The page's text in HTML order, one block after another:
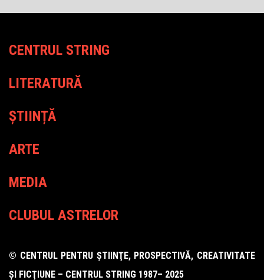
CENTRUL STRING
LITERATURĂ
ȘTIINȚĂ
ARTE
MEDIA
CLUBUL ASTRELOR
© CENTRUL PENTRU ŞTIINŢE, PROSPECTIVĂ, CREATIVITATE
ŞI FICŢIUNE – CENTRUL STRING 1987– 2025